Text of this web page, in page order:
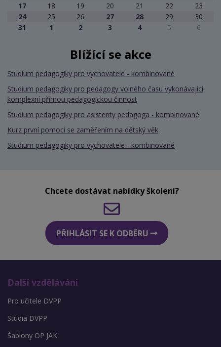
17
18 19 20 21 22
23
24
25 26 27 28 29
30
31
1 2 3 4 5 6
Blížící se akce
Studium pedagogiky pro vychovatele - kombinované
Studium pedagogiky pro pedagogy volného času vykonávající
komplexní přímou pedagogickou činnost
Studium pedagogiky pro asistenty pedagoga - kombinované
Kurz první pomoci se zaměřením na dětský věk
Studium pedagogiky pro vychovatele - kombinované
Chcete dostávat nabídky školení?
PŘIHLÁSIT SE K ODBĚRU
Další vzdělávání
Pro učitele DVPP
Studia DVPP
Šablony OP JAK